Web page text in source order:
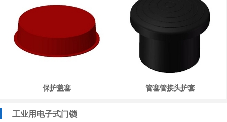
保护盖塞 管塞管接头护套
工业用电子式门锁